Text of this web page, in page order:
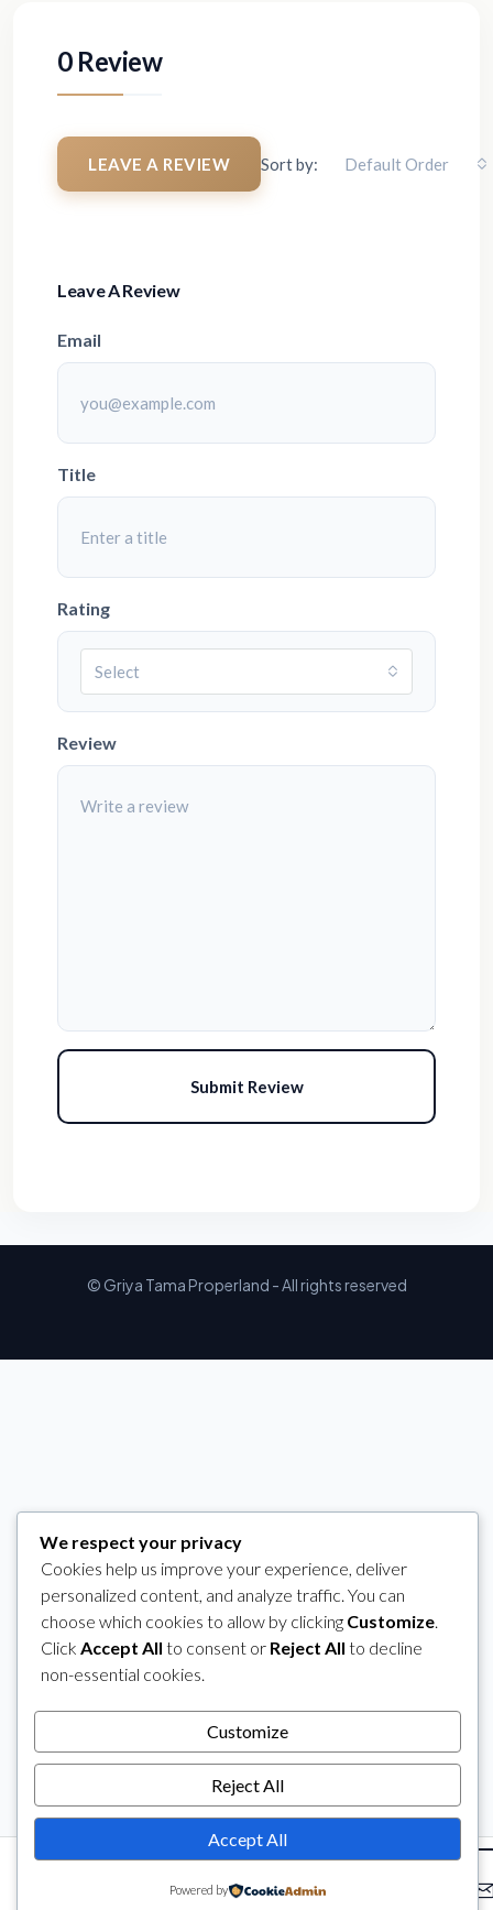
0 Review
Sort by: Default Order
LEAVE A REVIEW
Leave A Review
Email
Title
Rating
Select
Review
Submit Review
© Griya Tama Properland - All rights reserved
We respect your privacy
Cookies help us improve your experience, deliver
personalized content, and analyze traffic. You can
choose which cookies to allow by clicking Customize
Click Accept All to consent or Reject All to decline
non-essential cookies.
Customize
Reject All
Accept All
Powered by